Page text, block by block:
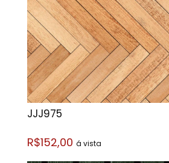
JJJ975
R$152,00 á vista